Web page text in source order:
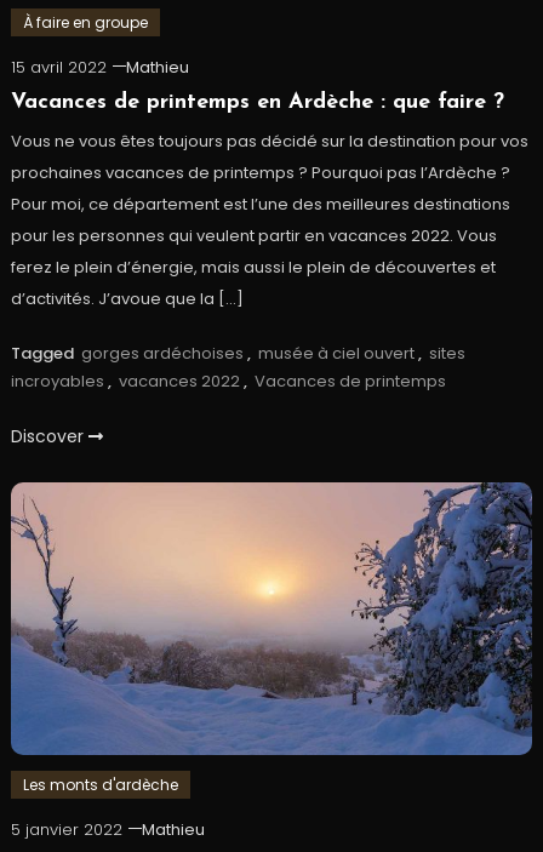
À faire en groupe
15 avril 2022
Mathieu
Vacances de printemps en Ardèche : que faire ?
Vous ne vous êtes toujours pas décidé sur la destination pour vos
prochaines vacances de printemps ? Pourquoi pas l’Ardèche ?
Pour moi, ce département est l’une des meilleures destinations
pour les personnes qui veulent partir en vacances 2022. Vous
ferez le plein d’énergie, mais aussi le plein de découvertes et
d’activités. J’avoue que la […]
Tagged gorges ardéchoises , musée à ciel ouvert, sites
incroyables , vacances 2022, Vacances de printemps
Discover
Les monts d'ardèche
5 janvier 2022
Mathieu